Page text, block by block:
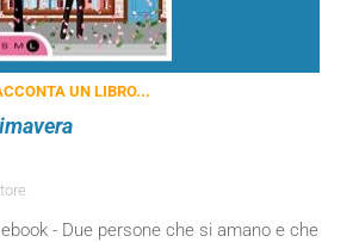
UN LIBRO...
- Due persone che si amano e che